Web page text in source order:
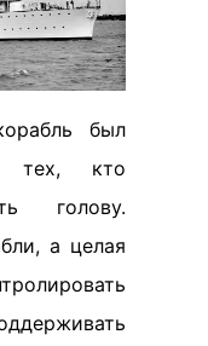
был
тех, кто
голову.
а целая